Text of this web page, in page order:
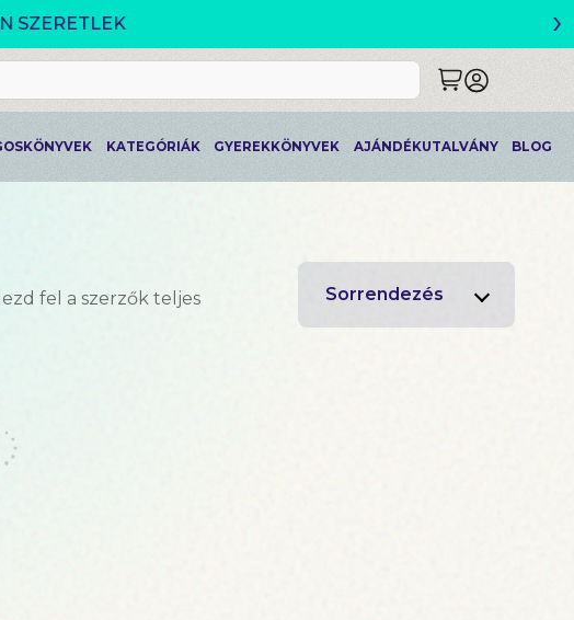
›
KATEGÓRIÁK GYEREKKÖNYVEK AJÁNDÉKUTALVÁNY BLOG
fel a szerzők teljes
Sorrendezés